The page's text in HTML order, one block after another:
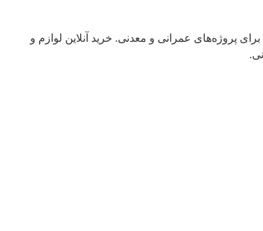
پروژه‌های عمرانی و معدنی. خرید آنلاین لوازم و